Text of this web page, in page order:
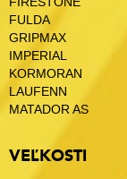
FULDA
GRIPMAX
IMPERIAL
KORMORAN
LAUFENN
MATADOR AS
VEĽKOSTI